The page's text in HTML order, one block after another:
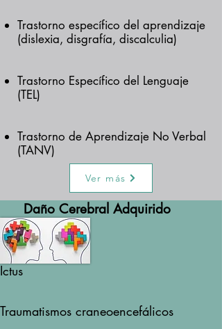
Trastorno específico del aprendizaje
(dislexia, disgrafía, discalculia)
Trastorno Específico del Lenguaje
(TEL)
Trastorno de Aprendizaje No Verbal
(TANV)
Ver más
Daño Cerebral Adquirido
Ictus
Traumatismos craneoencefálicos